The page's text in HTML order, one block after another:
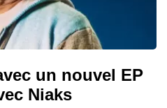
un nouvel EP
Niaks